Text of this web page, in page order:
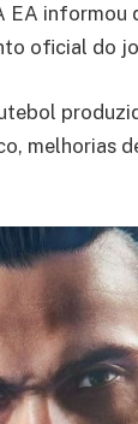
EA
oficial do
melhorias